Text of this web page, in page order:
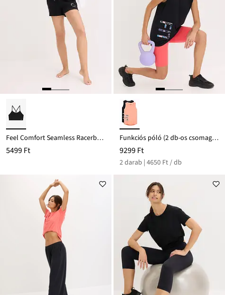
Feel Comfort Seamless Racerback fazonú melltartó top
5499 Ft
Funkciós póló (2 db-os csomag), gyorsan szárad
9299 Ft
2 darab | 4650 Ft / db